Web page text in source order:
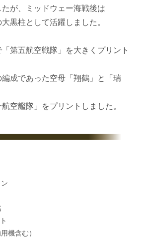
が、ミッドウェー海戦後は
黒柱として活躍しました。
第五航空戦隊」を大きくプリント
成であった空母「翔鶴」と「瑞
空艦隊」をプリントしました。
含む）